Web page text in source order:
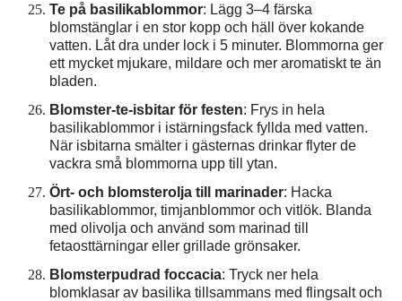
Te på basilikablommor: Lägg 3–4 färska
blomstänglar i en stor kopp och häll över kokande
vatten. Låt dra under lock i 5 minuter. Blommorna ger
ett mycket mjukare, mildare och mer aromatiskt te än
bladen.
Blomster-te-isbitar för festen: Frys in hela
basilikablommor i istärningsfack fyllda med vatten.
När isbitarna smälter i gästernas drinkar flyter de
vackra små blommorna upp till ytan.
Ört- och blomsterolja till marinader: Hacka
basilikablommor, timjanblommor och vitlök. Blanda
med olivolja och använd som marinad till
fetaosttärningar eller grillade grönsaker.
Blomsterpudrad foccacia: Tryck ner hela
blomklasar av basilika tillsammans med flingsalt och